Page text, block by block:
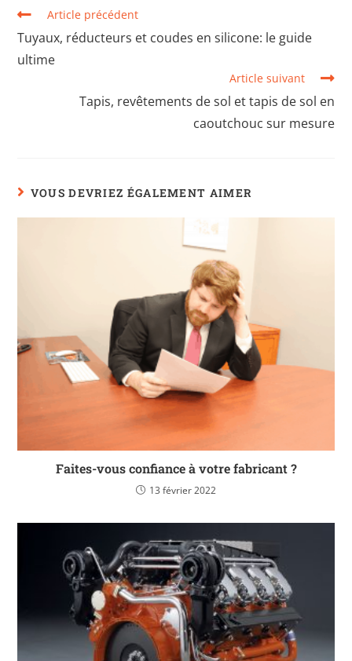
Article précédent
Tuyaux, réducteurs et coudes en silicone: le guide
ultime
Article suivant
Tapis, revêtements de sol et tapis de sol en
caoutchouc sur mesure
VOUS DEVRIEZ ÉGALEMENT AIMER
Faites-vous confiance à votre fabricant ?
13 février 2022